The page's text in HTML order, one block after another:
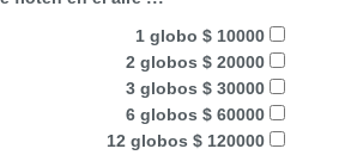
1 globo $ 10000
2 globos $ 20000
3 globos $ 30000
6 globos $ 60000
12 globos $ 120000